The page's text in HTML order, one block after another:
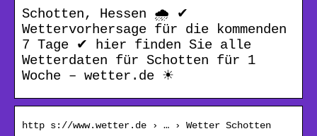
Schotten, Hessen 🌧️ ✔
Wettervorhersage für die kommenden
7 Tage ✔ hier finden Sie alle
Wetterdaten für Schotten für 1
Woche – wetter.de ☀
http s://www.wetter.de › … › Wetter Schotten